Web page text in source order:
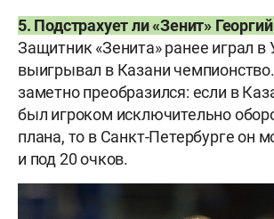
5. Подстрахует ли «Зенит»
Защитник «Зенита» ранее играл
выигрывал в Казани
заметно преобразился: если в
был игроком исключительно
плана, то в Санкт-Петербурге он
и под 20 очков.